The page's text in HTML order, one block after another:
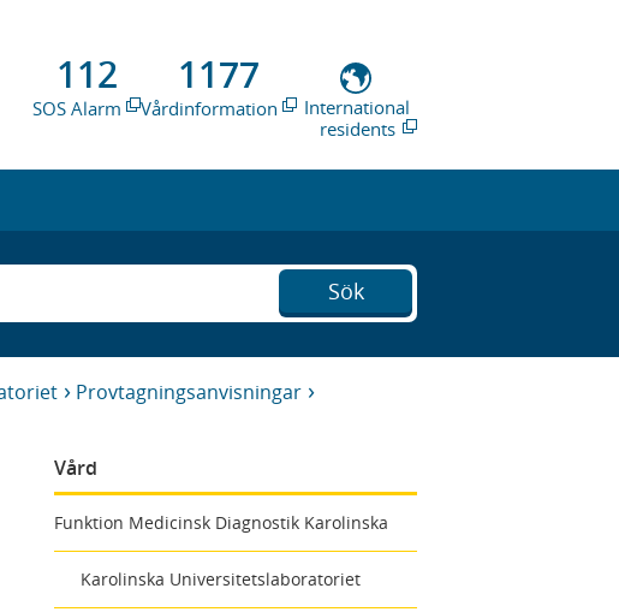
112
SOS Alarm
1177
Vårdinformation
International
residents
Sök
Provtagningsanvisningar
Vård
Funktion Medicinsk Diagnostik Karolinska
Karolinska Universitetslaboratoriet